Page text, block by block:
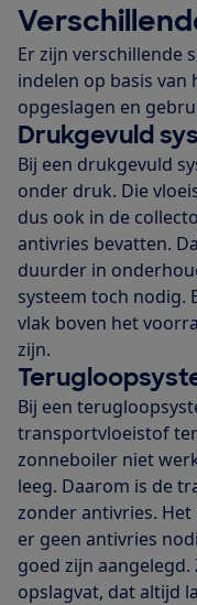
Er zijn verschillende
indelen op basis
opgeslagen en
Drukgevuld
Bij een drukgevuld
onder druk. Die
dus ook in de
antivries bevatten.
duurder in
systeem toch nodig.
vlak boven het
zijn.
Bij een
transportvloeistof
zonneboiler niet
leeg. Daarom is de
zonder antivries.
er geen antivries
goed zijn
opslagvat, dat altijd